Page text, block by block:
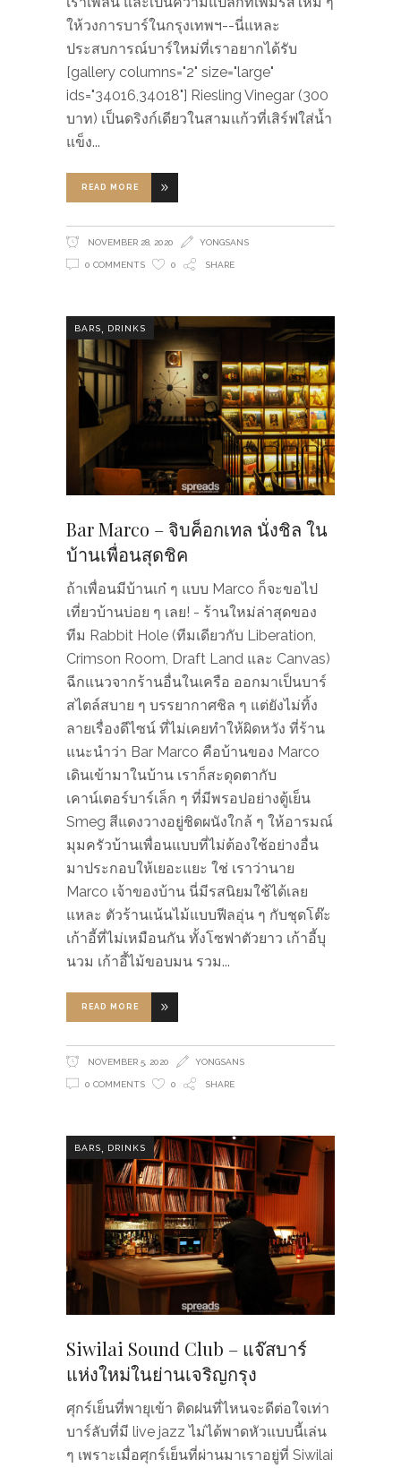
ให้วงการบาร์ในกรุงเทพฯ--นี่แหละ
ประสบการณ์บาร์ใหม่ที่เราอยากได้รับ
[gallery columns="2" size="large"
ids="34016,34018"] Riesling Vinegar (300
บาท) เป็นดริงก์เดียวในสามแก้วที่เสิร์ฟใส่น้ำ
แข็ง
READ MORE
NOVEMBER 28, 2020 YONGSANS
0 COMMENTS 0 SHARE
BARS, DRINKS
Bar Marco – จิบค็อกเทล นั่งชิล ใน
บ้านเพื่อนสุดชิค
ถ้าเพื่อนมีบ้านเก๋ ๆ แบบ Marco ก็จะขอไป
เที่ยวบ้านบ่อย ๆ เลย! - ร้านใหม่ล่าสุดของ
ทีม Rabbit Hole (ทีมเดียวกับ Liberation,
Crimson Room, Draft Land และ Canvas)
ฉีกแนวจากร้านอื่นในเครือ ออกมาเป็นบาร์
สไตล์สบาย ๆ บรรยากาศชิล ๆ แต่ยังไม่ทิ้ง
ลายเรื่องดีไซน์ ที่ไม่เคยทำให้ผิดหวัง ที่ร้าน
แนะนำว่า Bar Marco คือบ้านของ Marco
เดินเข้ามาในบ้าน เราก็สะดุดตากับ
เคาน์เตอร์บาร์เล็ก ๆ ที่มีพรอปอย่างตู้เย็น
Smeg สีแดงวางอยู่ชิดผนังใกล้ ๆ ให้อารมณ์
มุมครัวบ้านเพื่อนแบบที่ไม่ต้องใช้อย่างอื่น
มาประกอบให้เยอะแยะ ใช่ เราว่านาย
Marco เจ้าของบ้าน นี่มีรสนิยมใช้ได้เลย
แหละ ตัวร้านเน้นไม้แบบฟีลอุ่น ๆ กับชุดโต๊ะ
เก้าอี้ที่ไม่เหมือนกัน ทั้งโซฟาตัวยาว เก้าอี้บุ
นวม เก้าอี้ไม้ขอบมน รวม
READ MORE
NOVEMBER 5, 2020 YONGSANS
0 COMMENTS 0 SHARE
BARS, DRINKS
Siwilai Sound Club – แจ๊สบาร์
แห่งใหม่ในย่านเจริญกรุง
ศุกร์เย็นที่พายุเข้า ติดฝนที่ไหนจะดีต่อใจเท่า
บาร์ลับที่มี live jazz ไม่ได้พาดหัวแบบนี้เล่น
ๆ เพราะเมื่อศุกร์เย็นที่ผ่านมาเราอยู่ที่ Siwilai